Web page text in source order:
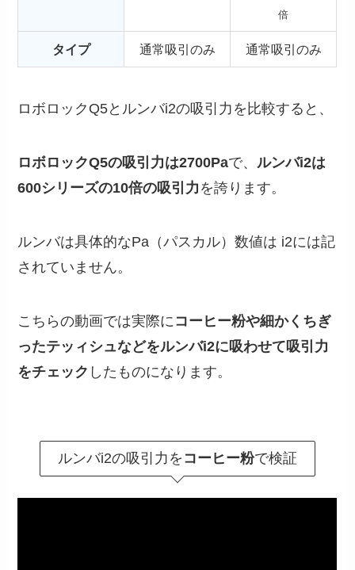
倍
タイプ 通常吸引のみ 通常吸引のみ
ロボロックQ5とルンバi2の吸引力を比較すると、
ロボロックQ5の吸引力は2700Paで、 ルンバi2は
600シリーズの10倍の吸引力 を誇ります。
ルンバは具体的なPa（パスカル）数値は i2には記
されていません。
こちらの動画では実際に コーヒー粉や細かくちぎ
ったテッィシュなどをルンバi2に吸わせて吸引力
をチェック したものになります。
ルンバi2の吸引力を コーヒー粉で検証